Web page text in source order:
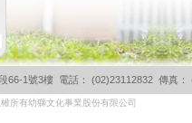
66-1號3樓 電話： (02)23112832 傳真
有幼獅文化事業股份有限公司